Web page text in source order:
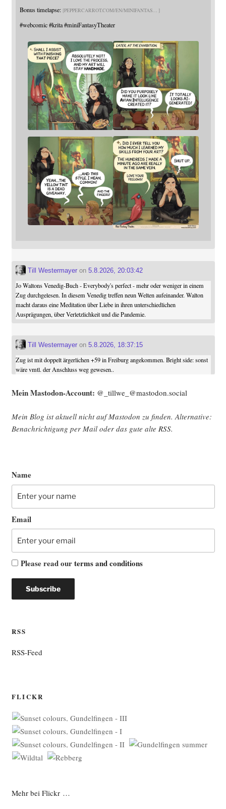
Bonus timelapse: PEPPERCARROT.COM/EN/MINIFANTAS
#webcomic #krita #miniFantasyTheater
Till Westermayeron 5.8.2026, 20:03:42
Jo Waltons Venedig-Buch - Everybody's perfect - mehr oder weniger in einem
Zug durchgelesen. In diesem Venedig treffen neun Welten aufeinander. Walton
macht daraus eine Meditation über Liebe in ihren unterschiedlichen
Ausprägungen, über Verletzlichkeit und die Pandemie.
Till Westermayeron 5.8.2026, 18:37:15
Zug ist mit doppelt ärgerlichen +59 in Freiburg angekommen. Bright side: sonst
wäre vmtl. der Anschluss weg gewesen..
Mein Mast­o­don-Account: @_tillwe_@mastodon.social
Mein Blog ist aktu­ell nicht auf Mast­o­don zu fin­den. Alter­na­ti­ve:
Benach­rich­ti­gung per Mail oder das gute alte RSS.
Name
Email
Please read ourterms and conditions
RSS
RSS-Feed
FLICKR
Mehr bei Flickr …